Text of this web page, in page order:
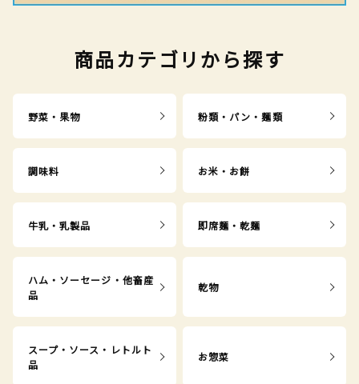
商品カテゴリから探す
野菜・果物 粉類・パン・麺類
調味料 お米・お餅
牛乳・乳製品 即席麺・乾麺
ハム・ソーセージ・他畜産
品
乾物
スープ・ソース・レトルト
品
お惣菜